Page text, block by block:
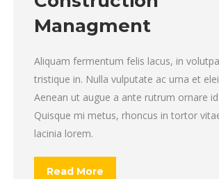
Managment
Aliquam fermentum felis lacus, in
tristique in. Nulla vulputate ac urna et
Aenean ut augue a ante rutrum ornare
Quisque mi metus, rhoncus in tortor
lacinia lorem.
Read More